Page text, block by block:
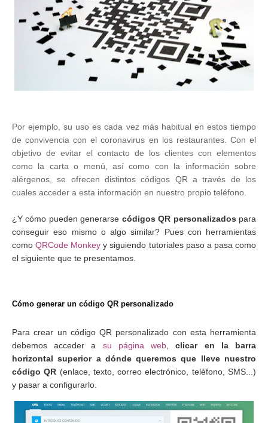
Por ejemplo, su uso es cada vez más habitual en estos tiempo
de convivencia con el coronavirus en los restaurantes. Con el
objetivo de evitar el contacto de los clientes con elementos
como la carta o menú, así como con la información sobre
alérgenos, se ofrecen distintos códigos QR a través de los
cuales acceder a esta información en nuestro propio teléfono.
¿Y cómo pueden generarse códigos QR personalizados para
conseguir eso mismo o algo similar? Pues con herramientas
comoQRCode Monkey y siguiendo tutoriales paso a pasa como
el siguiente que te presentamos.
Cómo generar un código QR personalizado
Para crear un código QR personalizado con esta herramienta
debemos acceder a su página web ,clicar en la barra
horizontal superior a dónde queremos que lleve nuestro
código QR (enlace, texto, correo electrónico, teléfono, SMS...)
y pasar a configurarlo.